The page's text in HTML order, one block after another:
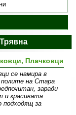
Плачковци
се намира в
полите на Стара
заради
и красивата
подходящ за